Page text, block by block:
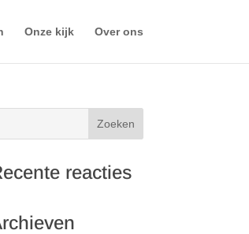
Onze kijk Over ons
reacties